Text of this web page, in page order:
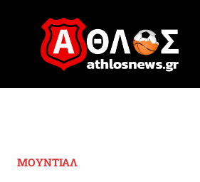
ΜΟΥΝΤΙΑΛ